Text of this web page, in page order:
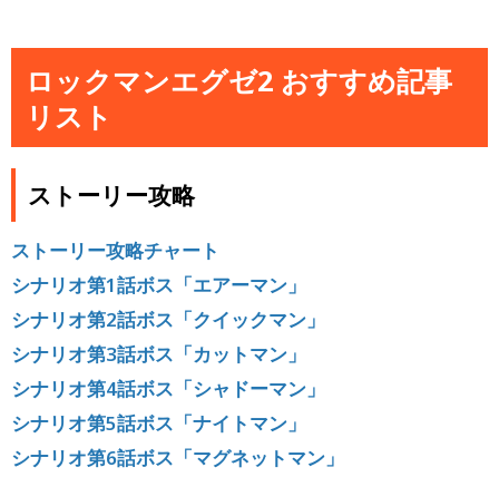
ロックマンエグゼ2 おすすめ記事
リスト
ストーリー攻略
ストーリー攻略チャート
シナリオ第1話ボス「エアーマン」
シナリオ第2話ボス「クイックマン」
シナリオ第3話ボス「カットマン」
シナリオ第4話ボス「シャドーマン」
シナリオ第5話ボス「ナイトマン」
シナリオ第6話ボス「マグネットマン」